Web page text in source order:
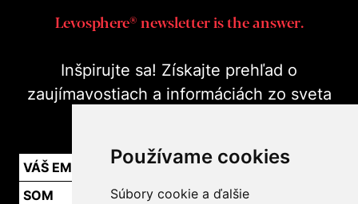
Používame cookies
Súbory cookie a ďalšie
Levosphere® newsletter is the answer.
Inšpirujte sa! Získajte prehľad o
zaujímavostiach a informáciách zo sveta